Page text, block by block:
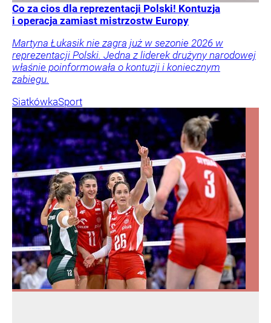
Co za cios dla reprezentacji Polski! Kontuzja
i operacja zamiast mistrzostw Europy
Martyna Łukasik nie zagra już w sezonie 2026 w
reprezentacji Polski. Jedna z liderek drużyny narodowej
właśnie poinformowała o kontuzji i koniecznym
zabiegu.
SiatkówkaSport